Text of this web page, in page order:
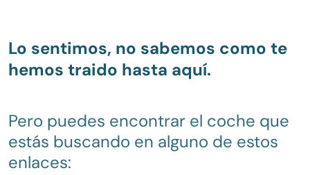
Lo sentimos, no sabemos como te
hemos traido hasta aquí.
Pero puedes encontrar el coche que
estás buscando en alguno de estos
enlaces: